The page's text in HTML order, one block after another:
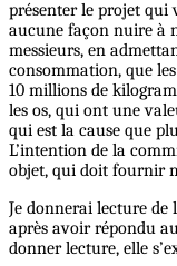
présenter le projet qui
aucune façon nuire à
messieurs, en
consommation, que
10 millions de
les os, qui ont une
qui est la cause que
L’intention de la
objet, qui doit fournir
Je donnerai lecture de
après avoir répondu
donner lecture, elle